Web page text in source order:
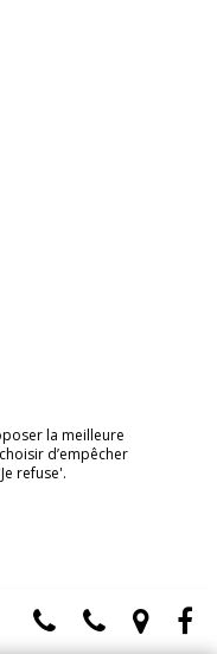
la meilleure
d’empêcher
refuse'.